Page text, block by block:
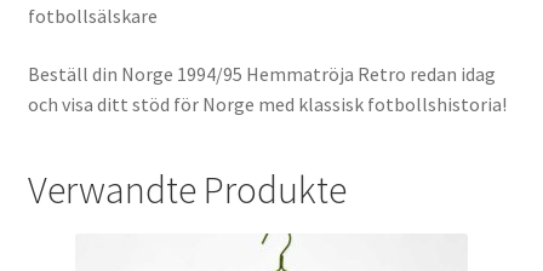
fotbollsälskare
Beställ din Norge 1994/95 Hemmatröja Retro redan idag
och visa ditt stöd för Norge med klassisk fotbollshistoria!
Verwandte Produkte